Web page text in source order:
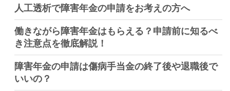
人工透析で障害年金の申請をお考えの方へ
働きながら障害年金はもらえる？申請前に知るべ
き注意点を徹底解説！
障害年金の申請は傷病手当金の終了後や退職後で
いいの？